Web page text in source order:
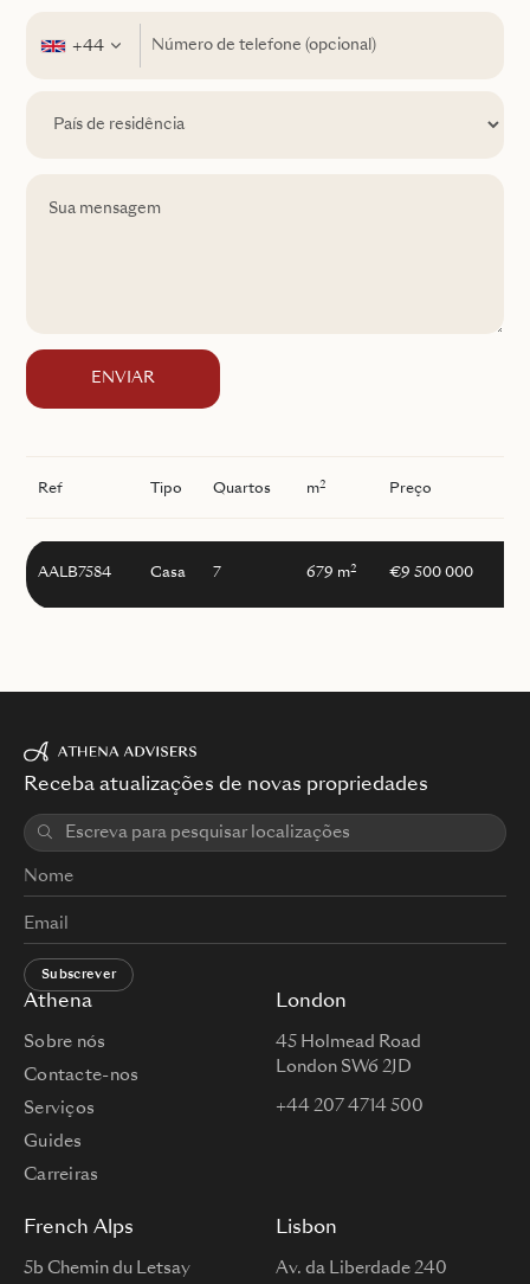
+44
ENVIAR
Ref Tipo Quartos m2 Preço
AALB7584 Casa 7 679 m2 €9 500 000
Athena
Sobre nós
Contacte-nos
Serviços
Guides
Carreiras
London
45 Holmead Road
London SW6 2JD
+44 207 4714 500
French Alps
5b Chemin du Letsay
Lisbon
Av. da Liberdade 240
Receba atualizações de novas propriedades
Subscrever